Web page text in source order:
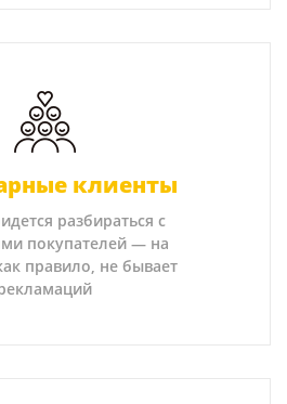
клиенты
разбираться с
покупателей — на
правило, не бывает